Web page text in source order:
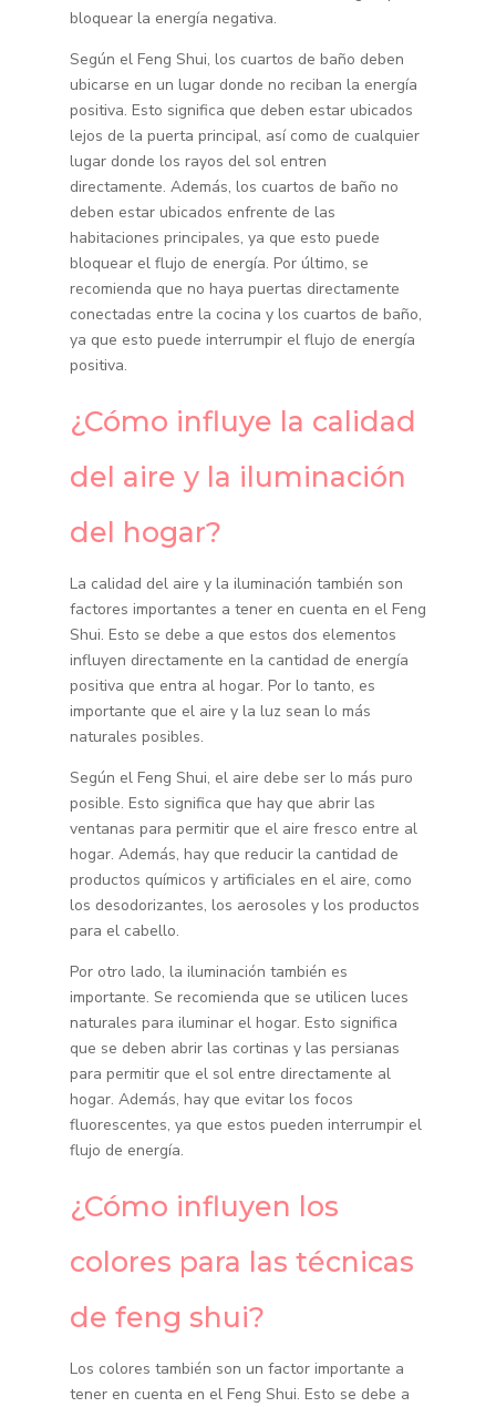
bloquear la energía negativa.
Según el Feng Shui, los cuartos de baño deben
ubicarse en un lugar donde no reciban la energía
positiva. Esto significa que deben estar ubicados
lejos de la puerta principal, así como de cualquier
lugar donde los rayos del sol entren
directamente. Además, los cuartos de baño no
deben estar ubicados enfrente de las
habitaciones principales, ya que esto puede
bloquear el flujo de energía. Por último, se
recomienda que no haya puertas directamente
conectadas entre la cocina y los cuartos de baño,
ya que esto puede interrumpir el flujo de energía
positiva.
¿Cómo influye la calidad
del aire y la iluminación
del hogar?
La calidad del aire y la iluminación también son
factores importantes a tener en cuenta en el Feng
Shui. Esto se debe a que estos dos elementos
influyen directamente en la cantidad de energía
positiva que entra al hogar. Por lo tanto, es
importante que el aire y la luz sean lo más
naturales posibles.
Según el Feng Shui, el aire debe ser lo más puro
posible. Esto significa que hay que abrir las
ventanas para permitir que el aire fresco entre al
hogar. Además, hay que reducir la cantidad de
productos químicos y artificiales en el aire, como
los desodorizantes, los aerosoles y los productos
para el cabello.
Por otro lado, la iluminación también es
importante. Se recomienda que se utilicen luces
naturales para iluminar el hogar. Esto significa
que se deben abrir las cortinas y las persianas
para permitir que el sol entre directamente al
hogar. Además, hay que evitar los focos
fluorescentes, ya que estos pueden interrumpir el
flujo de energía.
¿Cómo influyen los
colores para las técnicas
de feng shui?
Los colores también son un factor importante a
tener en cuenta en el Feng Shui. Esto se debe a